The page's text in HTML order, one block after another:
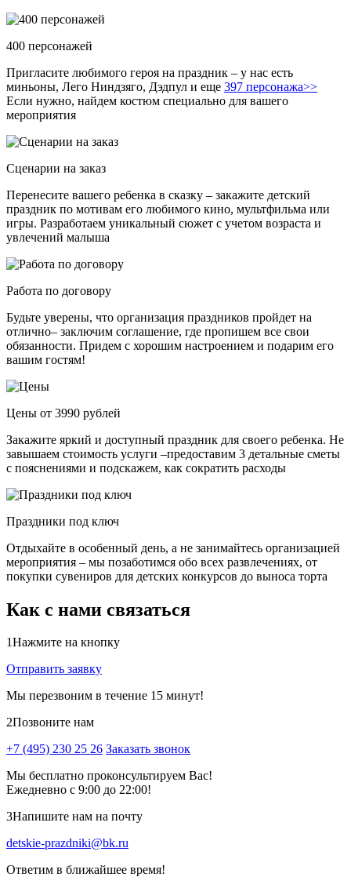
400 персонажей
Пригласите любимого героя на праздник – у нас есть
миньоны, Лего Ниндзяго, Дэдпул и еще 397 персонажа>>
Если нужно, найдем костюм специально для вашего
мероприятия
Сценарии на заказ
Перенесите вашего ребенка в сказку – закажите детский
праздник по мотивам его любимого кино, мультфильма или
игры. Разработаем уникальный сюжет с учетом возраста и
увлечений малыша
Работа по договору
Будьте уверены, что организация праздников пройдет на
отлично– заключим соглашение, где пропишем все свои
обязанности. Придем с хорошим настроением и подарим его
вашим гостям!
Цены от 3990 рублей
Закажите яркий и доступный праздник для своего ребенка. Не
завышаем стоимость услуги –предоставим 3 детальные сметы
с пояснениями и подскажем, как сократить расходы
Праздники под ключ
Отдыхайте в особенный день, а не занимайтесь организацией
мероприятия – мы позаботимся обо всех развлечениях, от
покупки сувениров для детских конкурсов до выноса торта
Как с нами связаться
1Нажмите на кнопку
Отправить заявку
Мы перезвоним в течение 15 минут!
2Позвоните нам
+7 (495) 230 25 26 Заказать звонок
Мы бесплатно проконсультируем Вас!
Ежедневно с 9:00 до 22:00!
3Напишите нам на почту
detskie-prazdniki@bk.ru
Ответим в ближайшее время!